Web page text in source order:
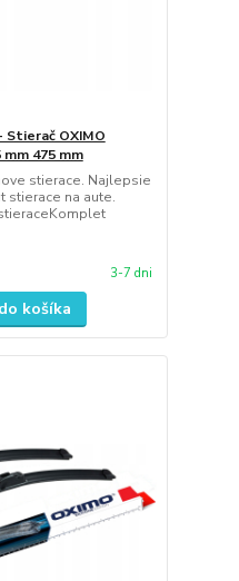
OXIMO
mm 475 mm
stierace. Najlepsie
stierace na aute.
3-7 dni
košíka